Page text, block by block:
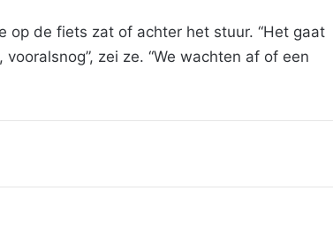
op de fiets zat of achter het stuur. “Het gaat
zei ze. “We wachten af of een